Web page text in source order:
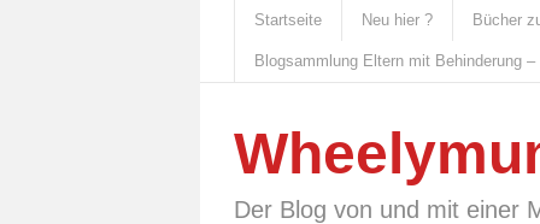
Startseite Neu hier ? Bücher
Blogsammlung Eltern mit Behinderung
Der Blog von und mit einer